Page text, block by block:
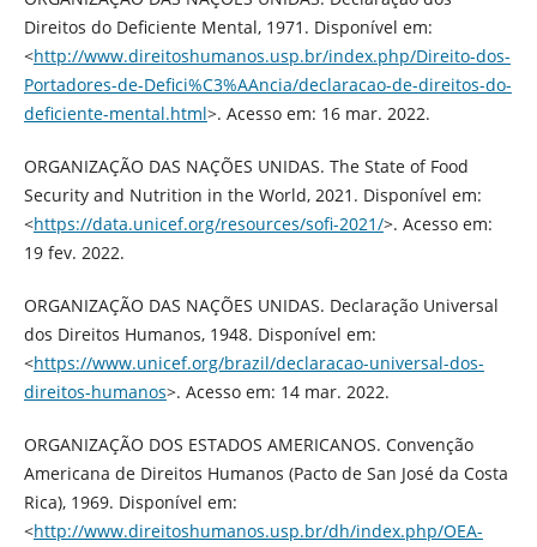
Direitos do Deficiente Mental, 1971. Disponível em:
<http://www.direitoshumanos.usp.br/index.php/Direito-dos-
Portadores-de-Defici%C3%AAncia/declaracao-de-direitos-do-
deficiente-mental.html>. Acesso em: 16 mar. 2022.
ORGANIZAÇÃO DAS NAÇÕES UNIDAS. The State of Food
Security and Nutrition in the World, 2021. Disponível em:
<https://data.unicef.org/resources/sofi-2021/>. Acesso em:
19 fev. 2022.
ORGANIZAÇÃO DAS NAÇÕES UNIDAS. Declaração Universal
dos Direitos Humanos, 1948. Disponível em:
<https://www.unicef.org/brazil/declaracao-universal-dos-
direitos-humanos>. Acesso em: 14 mar. 2022.
ORGANIZAÇÃO DOS ESTADOS AMERICANOS. Convenção
Americana de Direitos Humanos (Pacto de San José da Costa
Rica), 1969. Disponível em:
<http://www.direitoshumanos.usp.br/dh/index.php/OEA-